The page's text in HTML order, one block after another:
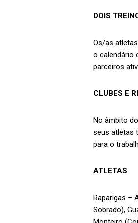
DOIS
Os/as
o calendário
parceiros
CLUBES E
No âmbito
seus atletas
para o
ATLETAS
Raparigas –
Sobrado),